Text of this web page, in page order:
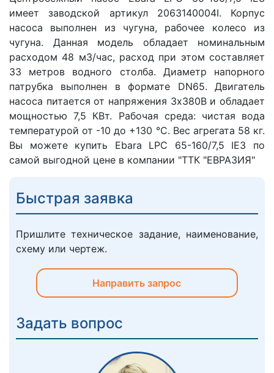
имеет заводской артикул 2063140004I. Корпус
насоса выполнен из чугуна, рабочее колесо из
чугуна. Данная модель обладает номинальным
расходом 48 м3/час, расход при этом составляет
33 метров водного столба. Диаметр напорного
патрубка выполнен в формате DN65. Двигатель
насоса питается от напряжения 3х380В и обладает
мощностью 7,5 КВт. Рабочая среда: чистая вода
температурой от -10 до +130 °C. Вес агрегата 58 кг.
Вы можете купить Ebara LPC 65-160/7,5 IE3 по
самой выгодной цене в компании "ТТК "ЕВРАЗИЯ"
Быстрая заявка
Пришлите техническое задание, наименование,
схему или чертеж.
Направить запрос
Задать вопрос